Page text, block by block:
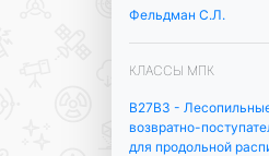
Фельдман С.Л.
КЛАССЫ МПК
B27B3 -
возвратно-
для продольной